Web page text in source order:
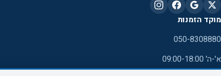
מוקד הזמנות
050-8308880
א'-ה' 09:00-18:00